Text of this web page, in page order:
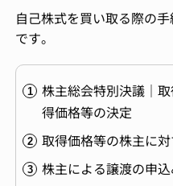
自己株式を買い取る際の
です。
株主総会特別決議｜
得価格等の決定
取得価格等の株主に
株主による譲渡の申